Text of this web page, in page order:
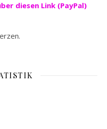
diesen Link (PayPal)